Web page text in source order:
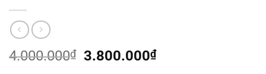
4.000.000₫
Giá
3.800.000₫Giá